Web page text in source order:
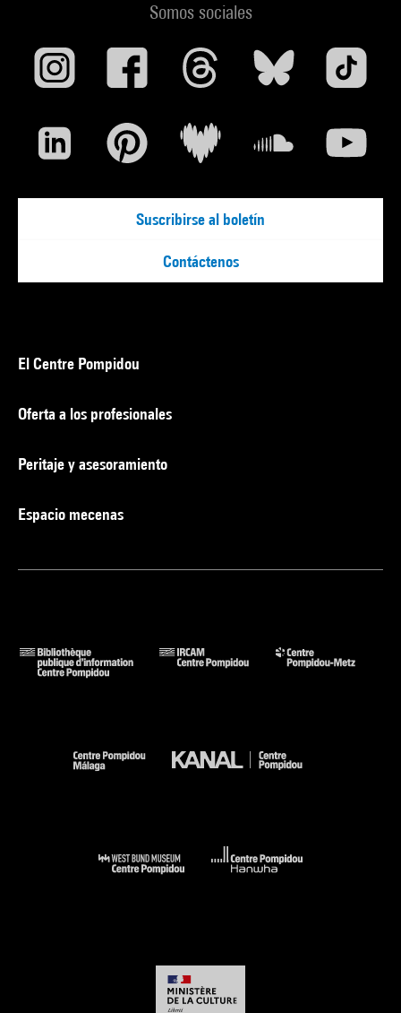
Somos sociales
Suscribirse al boletín
Contáctenos
El Centre Pompidou
Oferta a los profesionales
Peritaje y asesoramiento
Espacio mecenas